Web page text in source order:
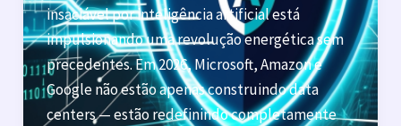
insaciável por inteligência artificial está
impulsionando uma revolução energética sem
precedentes. Em 2026, Microsoft, Amazon e
Google não estão apenas construindo data
centers — estão redefinindo completamente